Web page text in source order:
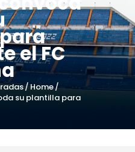
el FC
Home
su plantilla para